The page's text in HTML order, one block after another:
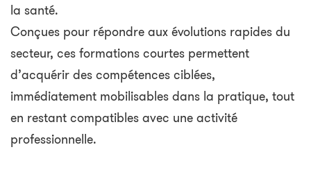
la santé.
Conçues pour répondre aux évolutions rapides du
secteur, ces formations courtes permettent
d’acquérir des compétences ciblées,
immédiatement mobilisables dans la pratique, tout
en restant compatibles avec une activité
professionnelle.